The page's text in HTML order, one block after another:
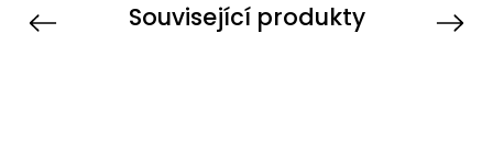
Související produkty
Previous Next